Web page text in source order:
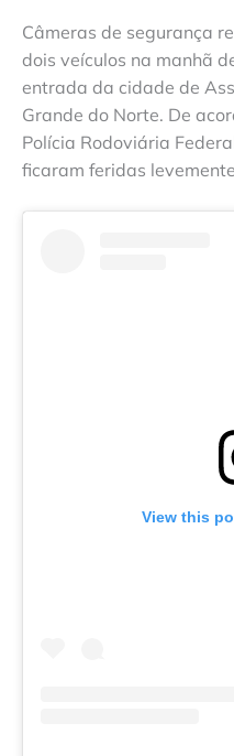
Câmeras de segurança
dois veículos na manhã
entrada da cidade de
Grande do Norte. De
Polícia Rodoviária
ficaram feridas
View this